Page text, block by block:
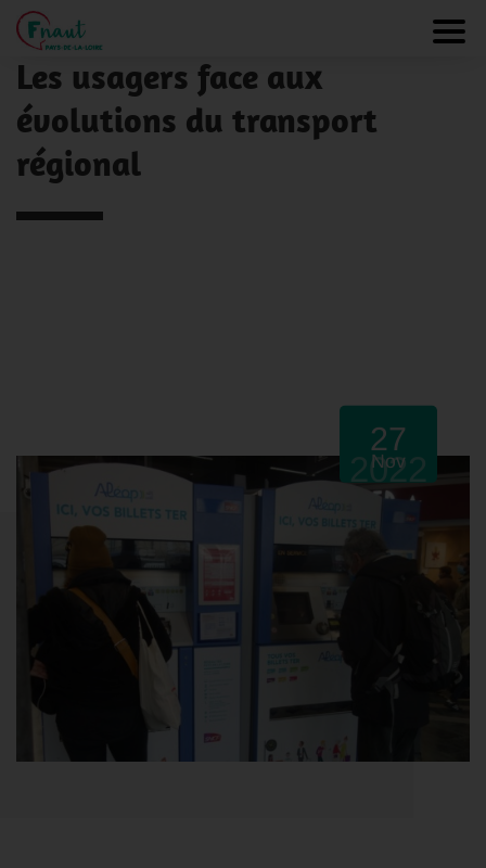
Panneau de gestion des cookies
NOS ACTUALITÉS
Les usagers face aux
évolutions du transport
régional
27
Nov
2022